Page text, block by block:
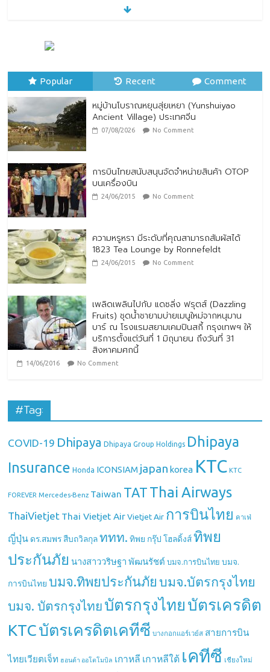
28/07/2026
ถึงประกันภัยเพื่อประชาชน
No Comment
Popular Recent Comment
หมู่บ้านโบราณหยุนสุ่ยเหยา (Yunshuiyao
Ancient Village) ประเทศจีน
07/08/2026 No Comment
การบินไทยสนับสนุนจัดจำหน่ายสินค้า OTOP
บนเครื่องบิน
24/06/2015 No Comment
ความหรูหรา มีระดับที่คุณสามารถสัมผัสได้
1823 Tea Lounge by Ronnefeldt
24/06/2015 No Comment
เพลิดเพลินไปกับ แดซลิ่ง ฟรุตส์ (Dazzling
Fruits) ชุดน้ำชายามบ่ายเมนูใหม่จากหนุมาน
บาร์ ณ โรงแรมสยามเคมปินสกี้ กรุงเทพฯ ให้
บริการตั้งแต่วันที่ 1 มิถุนายน ถึงวันที่ 31
สิงหาคมศกนี้
14/06/2016 No Comment
#Tag:
COVID-19 Dhipaya Dhipaya Group Holdings Dhipaya
Insurance Honda ICONSIAM japan korea KTC KTC
FOREVER Mercedes-Benz Taiwan TAT Thai Airways
ThaiVietjet Thai Vietjet Air Vietjet Air การบินไทย คาเฟ่
ญี่ปุ่น ดร.สมพร สืบถวิลกุล ททท. ทิพย กรุ๊ป โฮลดิ้งส์ ทิพย
ประกันภัย นางสาววริษฐา พัฒนรัชต์ บมจ.การบินไทย บมจ.
การบินไทย บมจ.ทิพยประกันภัย บมจ.บัตรกรุงไทย
บมจ. บัตรกรุงไทย บัตรกรุงไทย บัตรเครดิต
KTCบัตรเครดิตเคทีซี บางกอกแอร์เวย์ส สายการบิน
ไทยเวียตเจ็ท ฮอนด้า ออโตโมบิล เกาหลี เกาหลีใต้ เคทีซี เชียงใหม่